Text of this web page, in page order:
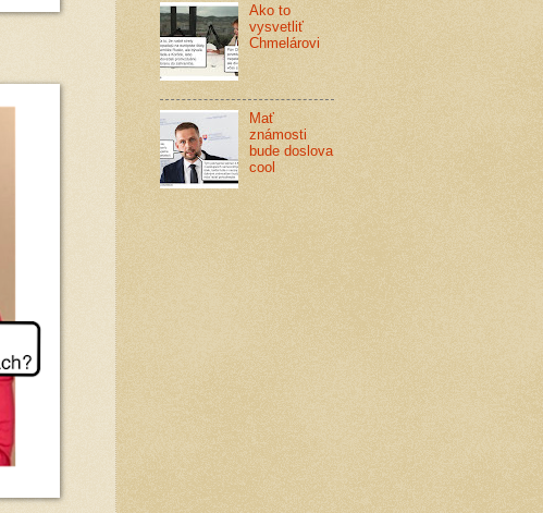
Ako to
vysvetliť
Chmelárovi
Mať
známosti
bude doslova
cool